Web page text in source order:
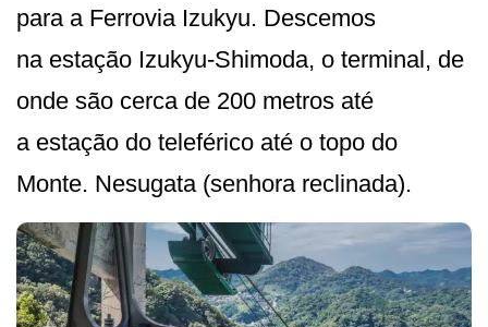
para a Ferrovia Izukyu. Descemos
na estação Izukyu-Shimoda, o terminal, de
onde são cerca de 200 metros até
a estação do teleférico até o topo do
Monte. Nesugata (senhora reclinada).